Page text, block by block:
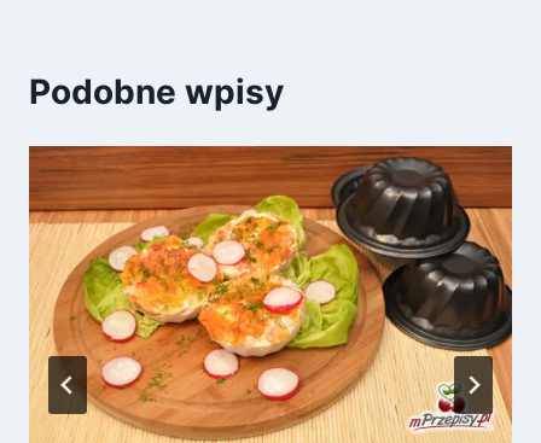
Podobne wpisy